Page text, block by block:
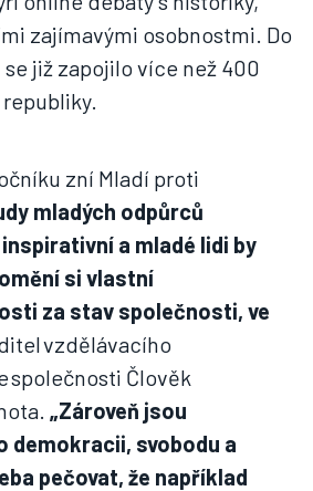
zajímavými osobnostmi. Do
již zapojilo více než 400
zní Mladí proti
mladých odpůrců
a mladé lidi by
si vlastní
za stav společnosti, ve
vzdělávacího
společnosti Člověk
„Zároveň jsou
demokracii, svobodu a
pečovat, že například